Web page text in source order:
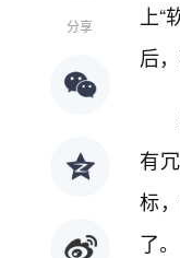
分享
上
后
有
标
了。